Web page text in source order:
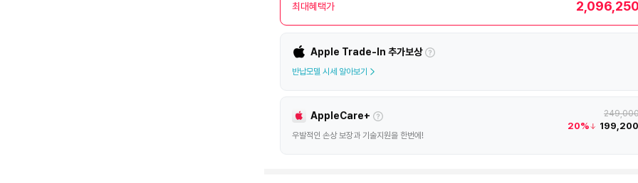
최대혜택가
Apple Trade-In 추가보상
반납모델 시세 알아보기
AppleCare+
우발적인 손상 보장과 기술지원을 한번에!
20% 199,200